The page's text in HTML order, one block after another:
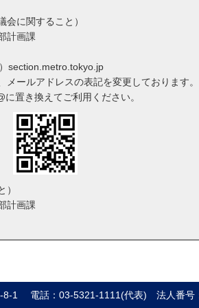
会に関すること）
計画課
section.metro.tokyo.jp
ールアドレスの表記を変更しております。
置き換えてご利用ください。
）
計画課
8-1 電話：03-5321-1111(代表)
法人番号